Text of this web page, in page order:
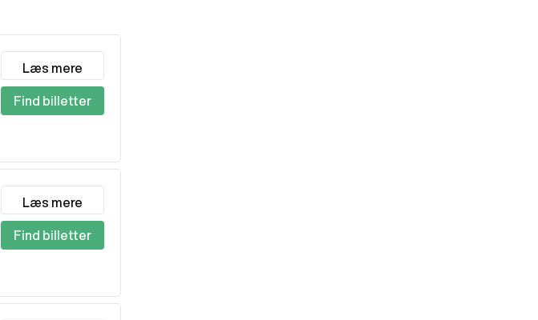
Læs mere
Find billetter
Læs mere
Find billetter